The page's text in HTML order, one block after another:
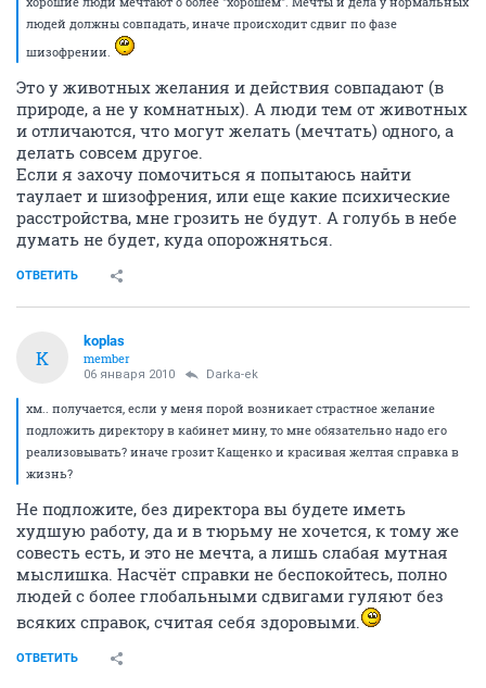
людей должны совпадать, иначе происходит сдвиг по фазе
шизофрении.
Это у животных желания и действия совпадают (в
природе, а не у комнатных). А люди тем от животных
и отличаются, что могут желать (мечтать) одного, а
делать совсем другое.
Если я захочу помочиться я попытаюсь найти
таулает и шизофрения, или еще какие психические
расстройства, мне грозить не будут. А голубь в небе
думать не будет, куда опорожняться.
ОТВЕТИТЬ
K
koplas
member
06 января 2010 Darka-ek
хм.. получается, если у меня порой возникает страстное желание
подложить директору в кабинет мину, то мне обязательно надо его
реализовывать? иначе грозит Кащенко и красивая желтая справка в
жизнь?
Не подложите, без директора вы будете иметь
худшую работу, да и в тюрьму не хочется, к тому же
совесть есть, и это не мечта, а лишь слабая мутная
мыслишка. Насчёт справки не беспокойтесь, полно
людей с более глобальными сдвигами гуляют без
всяких справок, считая себя здоровыми.
ОТВЕТИТЬ